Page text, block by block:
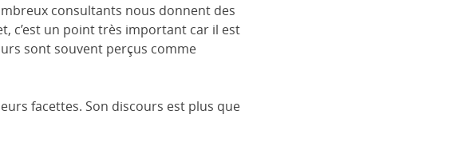
consultants nous donnent des
c’est un point très important car il est
sont souvent perçus comme
facettes. Son discours est plus que